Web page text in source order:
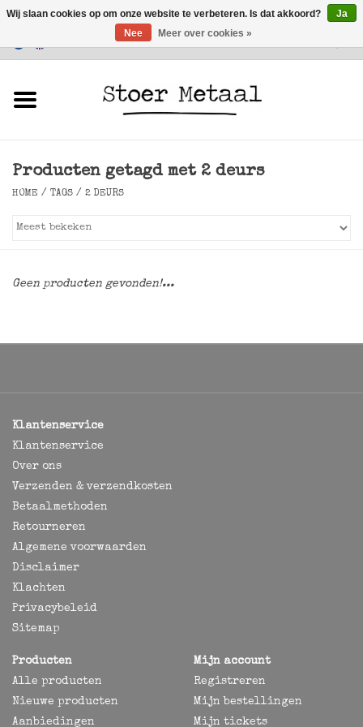
Klantenservice
Verlichting
Producten getagd met 2 deurs
HOME / TAGS / 2 DEURS
Geen producten gevonden!...
Klantenservice
Klantenservice
Over ons
Verzenden & verzendkosten
Betaalmethoden
Retourneren
Algemene voorwaarden
Disclaimer
Klachten
Privacybeleid
Sitemap
Producten
Alle producten
Nieuwe producten
Aanbiedingen
Mijn account
Registreren
Mijn bestellingen
Mijn tickets
Wij slaan cookies op om onze website te verbeteren. Is dat akkoord?
Ja
Nee
Meer over cookies »